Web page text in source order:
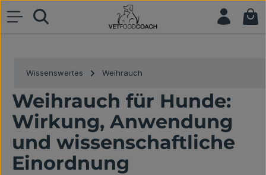
Zum Hauptinhalt springen
Wissenswertes Weihrauch
Weihrauch für Hunde:
Wirkung, Anwendung
und wissenschaftliche
Einordnung